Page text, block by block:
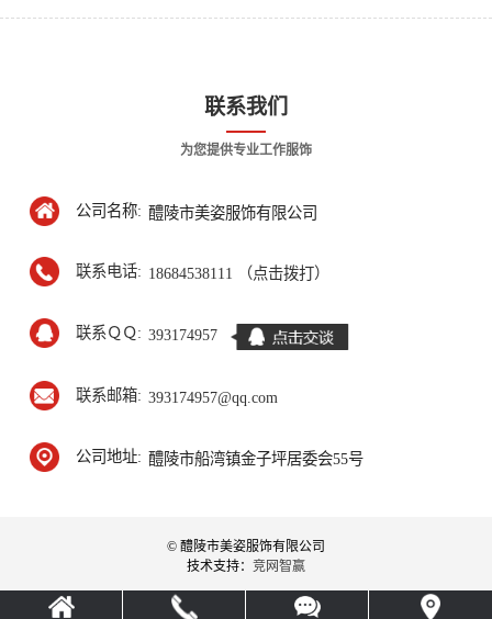
联系我们
为您提供专业工作服饰
公司名称: 醴陵市美姿服饰有限公司
联系电话: 18684538111 （点击拨打）
联系ＱＱ: 393174957
联系邮箱: 393174957@qq.com
公司地址: 醴陵市船湾镇金子坪居委会55号
© 醴陵市美姿服饰有限公司
技术支持： 竞网智赢